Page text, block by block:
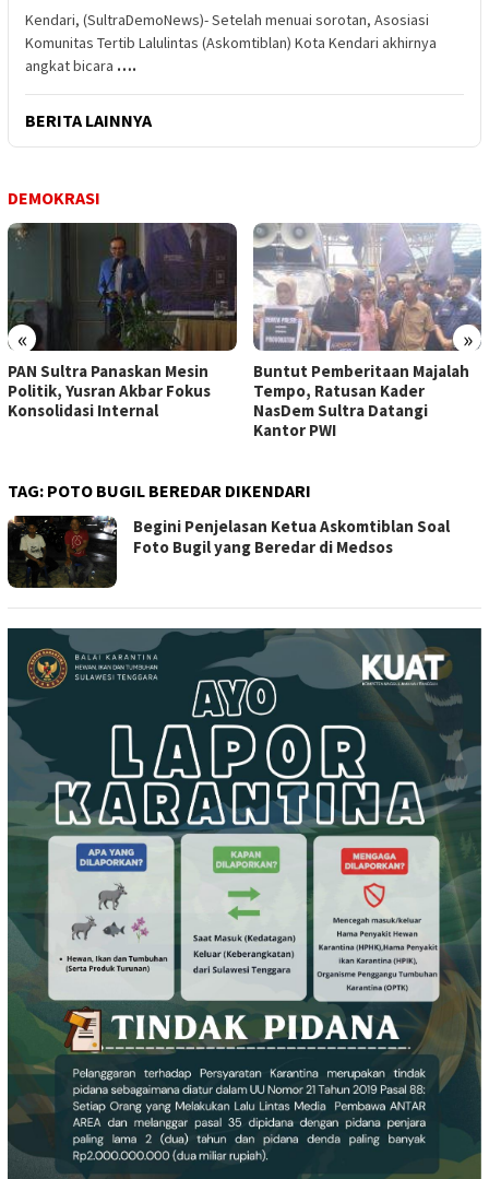
Kendari, (SultraDemoNews)- Setelah menuai sorotan, Asosiasi
Komunitas Tertib Lalulintas (Askomtiblan) Kota Kendari akhirnya
angkat bicara ….
BERITA LAINNYA
DEMOKRASI
« »
PAN Sultra Panaskan Mesin
Politik, Yusran Akbar Fokus
Konsolidasi Internal
Buntut Pemberitaan Majalah
Tempo, Ratusan Kader
NasDem Sultra Datangi
Kantor PWI
TAG: POTO BUGIL BEREDAR DIKENDARI
Begini Penjelasan Ketua Askomtiblan Soal
Foto Bugil yang Beredar di Medsos